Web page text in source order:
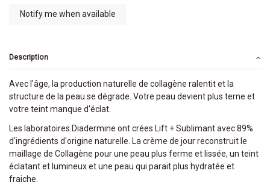
Description
Avec l'âge, la production naturelle de collagène ralentit et la
structure de la peau se dégrade. Votre peau devient plus terne et
votre teint manque d'éclat.
Les laboratoires Diadermine ont crées Lift + Sublimant avec 89%
d'ingrédients d'origine naturelle. La crème de jour reconstruit le
maillage de Collagène pour une peau plus ferme et lissée, un teint
éclatant et lumineux et une peau qui parait plus hydratée et
fraiche.